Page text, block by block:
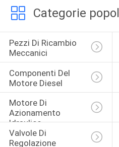
Categorie
Pezzi Di Ricambio
Meccanici
Componenti Del
Motore Diesel
Motore Di
Azionamento
Idraulico
Valvole Di
Regolazione